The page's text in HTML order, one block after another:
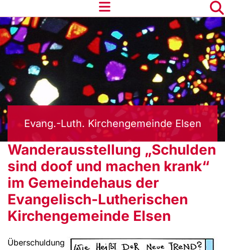
Evang.-Luth. Kirchengemeinde Elsen
Wanderausstellung „Schulden
sind doof und machen krank“
im Gemeindehaus der
Evangelisch-Lutherischen
Kirchengemeinde Elsen
Überschuldung